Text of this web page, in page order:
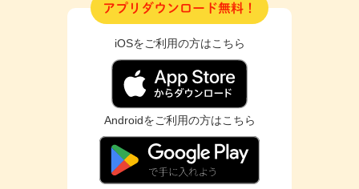
アプリダウンロード無料！
iOSをご利用の方はこちら
Androidをご利用の方はこちら